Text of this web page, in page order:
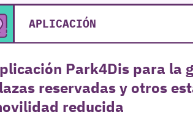
APLICACIÓN
Park4Dis para la
reservadas y otros
reducida